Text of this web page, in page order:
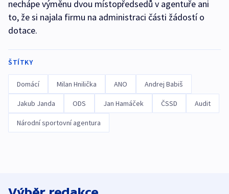
nechápe výměnu dvou místopředsedů v agentuře ani
to, že si najala firmu na administraci části žádostí o
dotace.
ŠTÍTKY
Domácí Milan Hnilička ANO Andrej Babiš
Jakub Janda ODS Jan Hamáček ČSSD Audit
Národní sportovní agentura